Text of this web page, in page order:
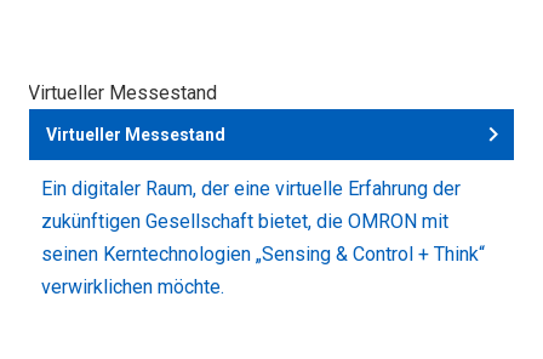
Virtueller Messestand
Ein digitaler Raum, der eine virtuelle Erfahrung der
zukünftigen Gesellschaft bietet, die OMRON mit
seinen Kerntechnologien „Sensing & Control + Think“
verwirklichen möchte.